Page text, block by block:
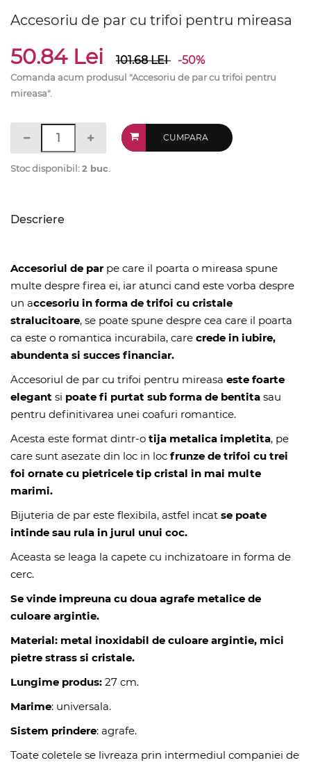
Accesoriu de par cu trifoi pentru mireasa
50.84 Lei 101.68LEI -50%
Comanda acum produsul "Accesoriu de par cu trifoi pentru
mireasa".
CUMPARA
Stoc disponibil:2 buc.
Descriere
Accesoriul de par pe care il poarta o mireasa spune
multe despre firea ei, iar atunci cand este vorba despre
un accesoriu in forma de trifoi cu cristale
stralucitoare, se poate spune despre cea care il poarta
ca este o romantica incurabila, care crede in iubire,
abundenta si succes financiar.
Accesoriul de par cu trifoi pentru mireasa este foarte
elegant si poate fi purtat sub forma de bentita sau
pentru definitivarea unei coafuri romantice.
Acesta este format dintr-o tija metalica impletita, pe
care sunt asezate din loc in loc frunze de trifoi cu trei
foi ornate cu pietricele tip cristal in mai multe
marimi.
Bijuteria de par este flexibila, astfel incat se poate
intinde sau rula in jurul unui coc.
Aceasta se leaga la capete cu inchizatoare in forma de
cerc.
Se vinde impreuna cu doua agrafe metalice de
culoare argintie.
Material: metal inoxidabil de culoare argintie, mici
pietre strass si cristale.
Lungime produs: 27 cm.
Marime: universala.
Sistem prindere: agrafe.
Toate coletele se livreaza prin intermediul companiei de